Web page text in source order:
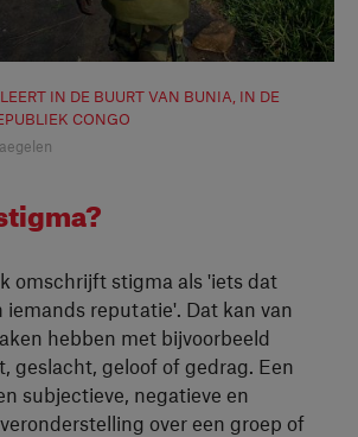
IN DE BUURT VAN BUNIA, IN DE
CONGO
omschrijft stigma als 'iets dat
iemands reputatie'. Dat kan van
hebben met bijvoorbeeld
geslacht, geloof of gedrag. Een
subjectieve, negatieve en
over een groep of